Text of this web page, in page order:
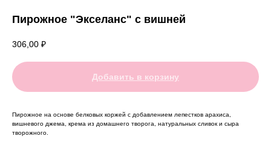
Пирожное "Экселанс" с вишней
306,00 ₽
Добавить в корзину
Пирожное на основе белковых коржей с добавлением лепестков арахиса,
вишневого джема, крема из домашнего творога, натуральных сливок и сыра
творожного.